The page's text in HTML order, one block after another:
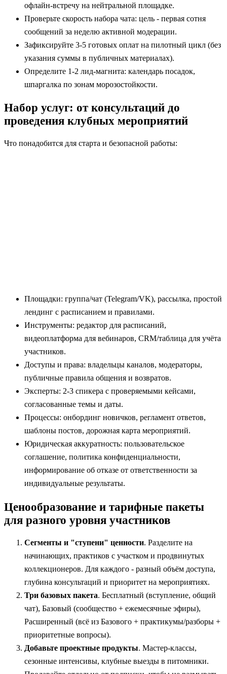
офлайн-встречу на нейтральной площадке.
Проверьте скорость набора чата: цель - первая сотня
сообщений за неделю активной модерации.
Зафиксируйте 3-5 готовых оплат на пилотный цикл (без
указания суммы в публичных материалах).
Определите 1-2 лид-магнита: календарь посадок,
шпаргалка по зонам морозостойкости.
Набор услуг: от консультаций до
проведения клубных мероприятий
Что понадобится для старта и безопасной работы:
Площадки: группа/чат (Telegram/VK), рассылка, простой
лендинг с расписанием и правилами.
Инструменты: редактор для расписаний,
видеоплатформа для вебинаров, CRM/таблица для учёта
участников.
Доступы и права: владельцы каналов, модераторы,
публичные правила общения и возвратов.
Эксперты: 2-3 спикера с проверяемыми кейсами,
согласованные темы и даты.
Процессы: онбординг новичков, регламент ответов,
шаблоны постов, дорожная карта мероприятий.
Юридическая аккуратность: пользовательское
соглашение, политика конфиденциальности,
информирование об отказе от ответственности за
индивидуальные результаты.
Ценообразование и тарифные пакеты
для разного уровня участников
Сегменты и "ступени" ценности. Разделите на
начинающих, практиков с участком и продвинутых
коллекционеров. Для каждого - разный объём доступа,
глубина консультаций и приоритет на мероприятиях.
Три базовых пакета. Бесплатный (вступление, общий
чат), Базовый (сообщество + ежемесячные эфиры),
Расширенный (всё из Базового + практикумы/разборы +
приоритетные вопросы).
Добавьте проектные продукты. Мастер-классы,
сезонные интенсивы, клубные выезды в питомники.